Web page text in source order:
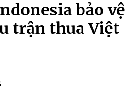
bảo vệ
trận thua Việt